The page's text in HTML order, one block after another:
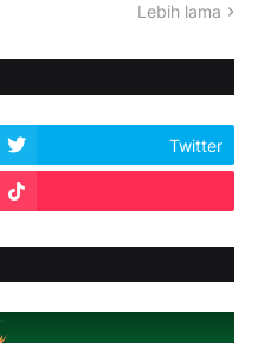
Lebih lama
Twitter